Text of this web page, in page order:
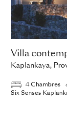
Villa
Kaplankaya,
4 Chambres
Six Senses